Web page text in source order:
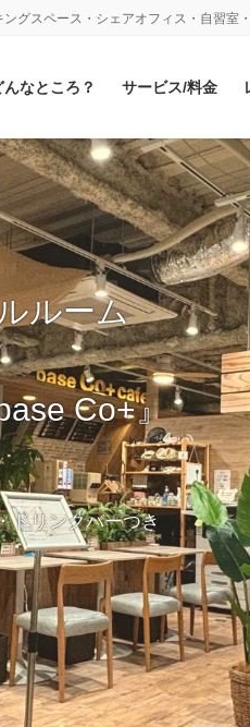
グスペース・シェアオフィス・自習室
んなところ？ サービス/料金
ルーム
Co+』
ドリンクバーつき